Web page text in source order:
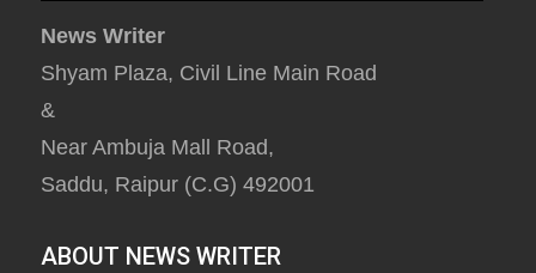
News Writer
Shyam Plaza, Civil Line Main Road
&
Near Ambuja Mall Road,
Saddu, Raipur (C.G) 492001
ABOUT NEWS WRITER